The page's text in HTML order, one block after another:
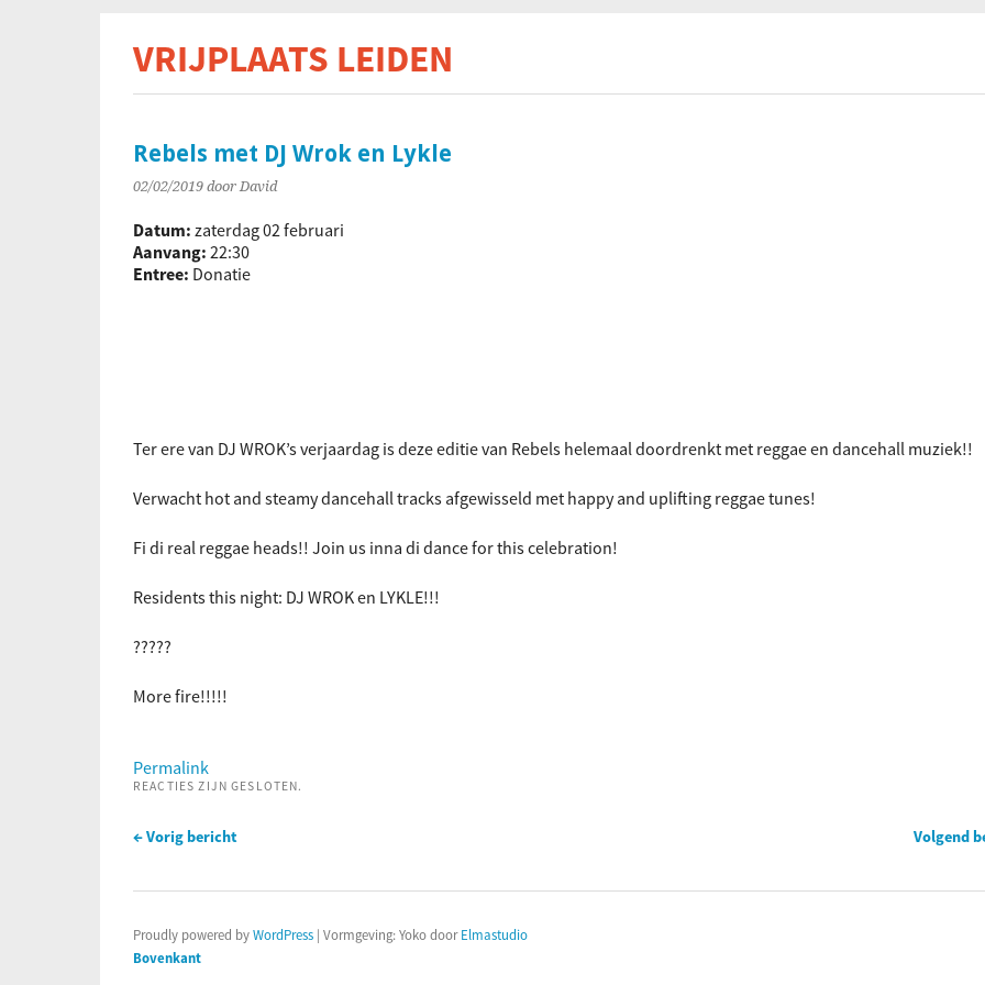
VRIJPLAATS LEIDEN
Rebels met DJ Wrok en Lykle
02/02/2019 door David
Datum: zaterdag 02 februari
Aanvang: 22:30
Entree: Donatie
Ter ere van DJ WROK’s verjaardag is deze editie van Rebels helemaal doordrenkt met reggae en dancehall muziek!!
Verwacht hot and steamy dancehall tracks afgewisseld met happy and uplifting reggae tunes!
Fi di real reggae heads!! Join us inna di dance for this celebration!
Residents this night: DJ WROK en LYKLE!!!
?????
More fire!!!!!
Permalink
REACTIES ZIJN GESLOTEN.
← Vorig bericht Volgend
Proudly powered byWordPress | Vormgeving: Yoko doorElmastudio
Bovenkant